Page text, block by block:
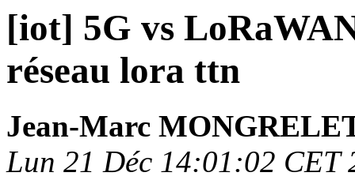
[iot] 5G vs
réseau lora ttn
Jean-Marc
Lun 21 Déc 14:01:02 CET